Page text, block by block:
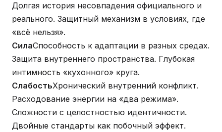
Долгая история несовпадения официального и
реального. Защитный механизм в условиях, где
«всё нельзя».
СилаСпособность к адаптации в разных средах.
Защита внутреннего пространства. Глубокая
интимность «кухонного» круга.
СлабостьХронический внутренний конфликт.
Расходование энергии на «два режима».
Сложности с целостностью идентичности.
Двойные стандарты как побочный эффект.